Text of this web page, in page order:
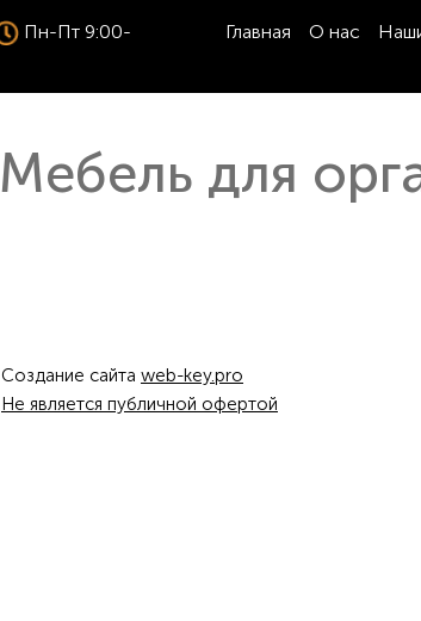
Пн-Пт 9:00-
Главная О нас
Мебель для
Создание сайта web-key.pro
Не является публичной офертой